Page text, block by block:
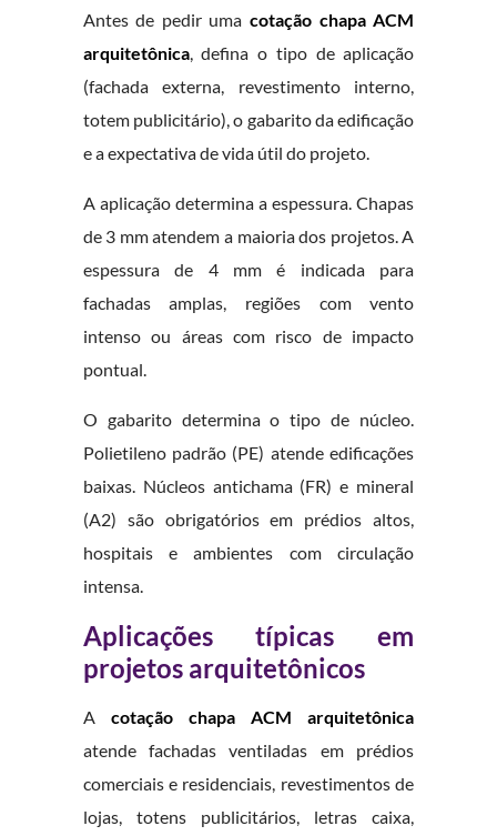
Antes de pedir umacotação chapa ACM
arquitetônica, defina o tipo de aplicação
(fachada externa, revestimento interno,
totem publicitário), o gabarito da edificação
e a expectativa de vida útil do projeto.
A aplicação determina a espessura. Chapas
de 3 mm atendem a maioria dos projetos. A
espessura de 4 mm é indicada para
fachadas amplas, regiões com vento
intenso ou áreas com risco de impacto
pontual.
O gabarito determina o tipo de núcleo.
Polietileno padrão (PE) atende edificações
baixas. Núcleos antichama (FR) e mineral
(A2) são obrigatórios em prédios altos,
hospitais e ambientes com circulação
intensa.
Aplicações típicas em
projetos arquitetônicos
A cotação chapa ACM arquitetônica
atende fachadas ventiladas em prédios
comerciais e residenciais, revestimentos de
lojas, totens publicitários, letras caixa,